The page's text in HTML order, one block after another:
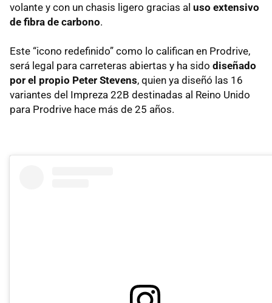
volante y con un chasis ligero gracias al uso extensivo
de fibra de carbono.
Este “icono redefinido” como lo califican en Prodrive,
será legal para carreteras abiertas y ha sido diseñado
por el propio Peter Stevens, quien ya diseñó las 16
variantes del Impreza 22B destinadas al Reino Unido
para Prodrive hace más de 25 años.